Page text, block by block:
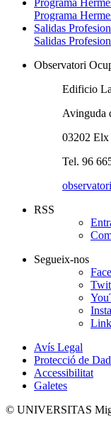
Programa
Programa
Salidas
Salidas
Observatori
Edificio
Avinguda
03202
Tel. 96
RSS
Segueix-nos
Avís Legal
Protecció de
Accessibilitat
Galetes
© UNIVERSITAS